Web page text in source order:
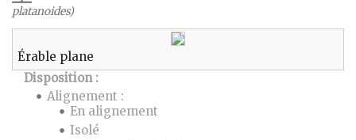
platanoides)
Érable plane
Disposition :
Alignement :
En alignement
Isolé